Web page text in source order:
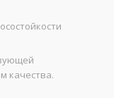
качества.